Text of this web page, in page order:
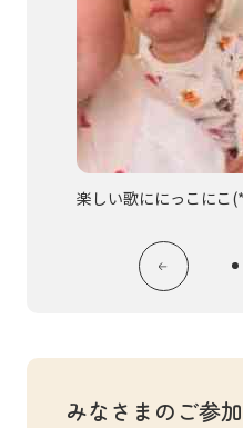
楽しい歌ににっこにこ
みなさまのご参